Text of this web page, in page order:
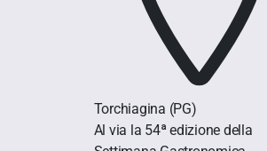
Torchiagina (PG)
Al via la 54ª edizione della